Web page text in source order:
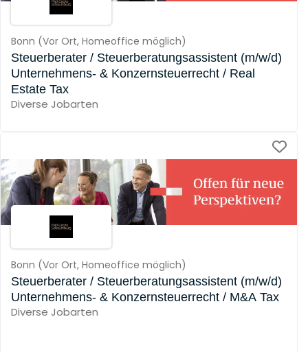
Bonn (Vor Ort, Homeoffice möglich)
Steuerberater / Steuerberatungsassistent (m/w/d)
Unternehmens- & Konzernsteuerrecht / Real
Estate Tax
Diverse Jobarten
Bonn (Vor Ort, Homeoffice möglich)
Steuerberater / Steuerberatungsassistent (m/w/d)
Unternehmens- & Konzernsteuerrecht / M&A Tax
Diverse Jobarten